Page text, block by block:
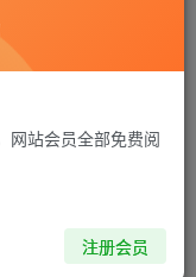
学员如何运用水墨
、小物件设计理
创作，旨在培养学
墨艺术展现独特的
网站会员全部免费阅
注册会员